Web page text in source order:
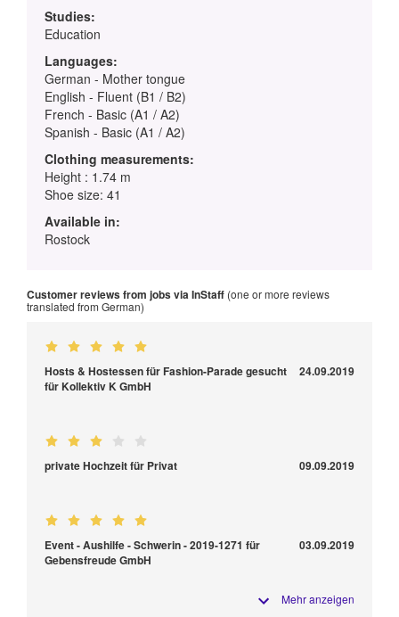
Studies:
Education
Languages:
German - Mother tongue
English - Fluent (B1 / B2)
French - Basic (A1 / A2)
Spanish - Basic (A1 / A2)
Clothing measurements:
Height : 1.74 m
Shoe size: 41
Available in:
Rostock
Customer reviews from jobs via InStaff (one or more reviews
translated from German)
Hosts & Hostessen für Fashion-Parade gesucht
für Kollektiv K GmbH
24.09.2019
private Hochzeit für Privat 09.09.2019
Event - Aushilfe - Schwerin - 2019-1271 für
Gebensfreude GmbH
03.09.2019
Mehr anzeigen